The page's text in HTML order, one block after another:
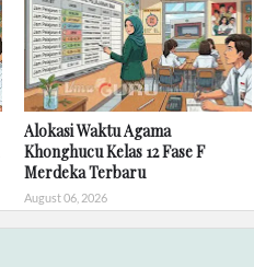
Alokasi Waktu Agama
Khonghucu Kelas 12 Fase F
Merdeka Terbaru
August 06, 2026